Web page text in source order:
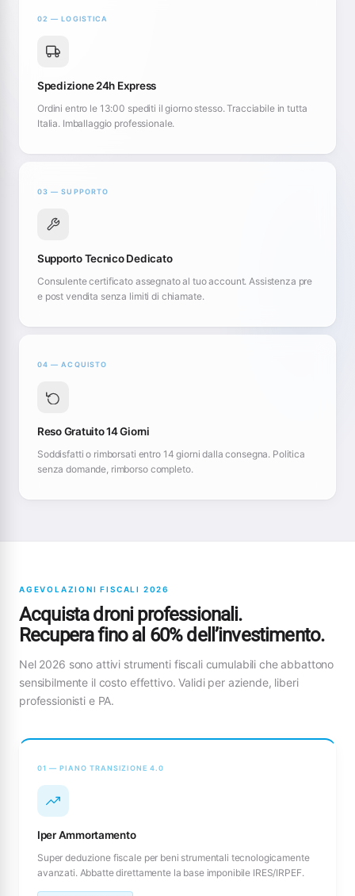
02 — LOGISTICA
Spedizione 24h Express
Ordini entro le 13:00 spediti il giorno stesso. Tracciabile in tutta
Italia. Imballaggio professionale.
03 — SUPPORTO
Supporto Tecnico Dedicato
Consulente certificato assegnato al tuo account. Assistenza pre
e post vendita senza limiti di chiamate.
04 — ACQUISTO
Reso Gratuito 14 Giorni
Soddisfatti o rimborsati entro 14 giorni dalla consegna. Politica
senza domande, rimborso completo.
AGEVOLAZIONI FISCALI 2026
Acquista droni professionali.
Recupera fino al 60% dell’investimento.
Nel 2026 sono attivi strumenti fiscali cumulabili che abbattono
sensibilmente il costo effettivo. Validi per aziende, liberi
professionisti e PA.
01 — PIANO TRANSIZIONE 4.0
Iper Ammortamento
Super deduzione fiscale per beni strumentali tecnologicamente
avanzati. Abbatte direttamente la base imponibile IRES/IRPEF.